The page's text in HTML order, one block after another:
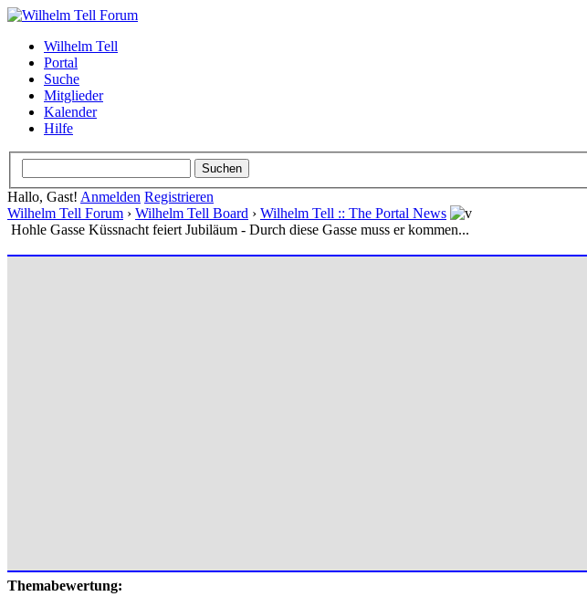
Wilhelm Tell
Portal
Suche
Mitglieder
Kalender
Hilfe
Hallo, Gast! Anmelden Registrieren
Wilhelm Tell Forum › Wilhelm Tell Board › Wilhelm Tell :: The Portal News
Hohle Gasse Küssnacht feiert Jubiläum - Durch diese Gasse muss er kommen...
Themabewertung: